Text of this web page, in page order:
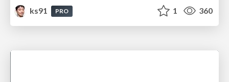
ks91
PRO 1 360